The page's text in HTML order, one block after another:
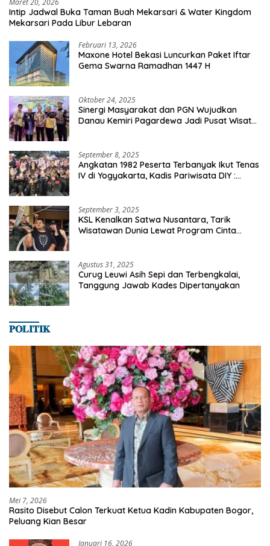
Intip Jadwal Buka Taman Buah Mekarsari & Water Kingdom
Mekarsari Pada Libur Lebaran
Februari 13, 2026
Maxone Hotel Bekasi Luncurkan Paket Iftar
Gema Swarna Ramadhan 1447 H
Oktober 24, 2025
Sinergi Masyarakat dan PGN Wujudkan
Danau Kemiri Pagardewa Jadi Pusat Wisata
September 8, 2025
Angkatan 1982 Peserta Terbanyak Ikut Tenas
IV di Yogyakarta, Kadis Pariwisata DIY :
September 3, 2025
KSL Kenalkan Satwa Nusantara, Tarik
Wisatawan Dunia Lewat Program Cinta
Agustus 31, 2025
Curug Leuwi Asih Sepi dan Terbengkalai,
Tanggung Jawab Kades Dipertanyakan
𝐏𝐎𝐋𝐈𝐓𝐈𝐊
Mei 7, 2026
Rasito Disebut Calon Terkuat Ketua Kadin Kabupaten Bogor,
Peluang Kian Besar
Januari 16, 2026